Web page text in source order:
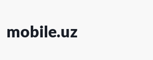
mobile.uz